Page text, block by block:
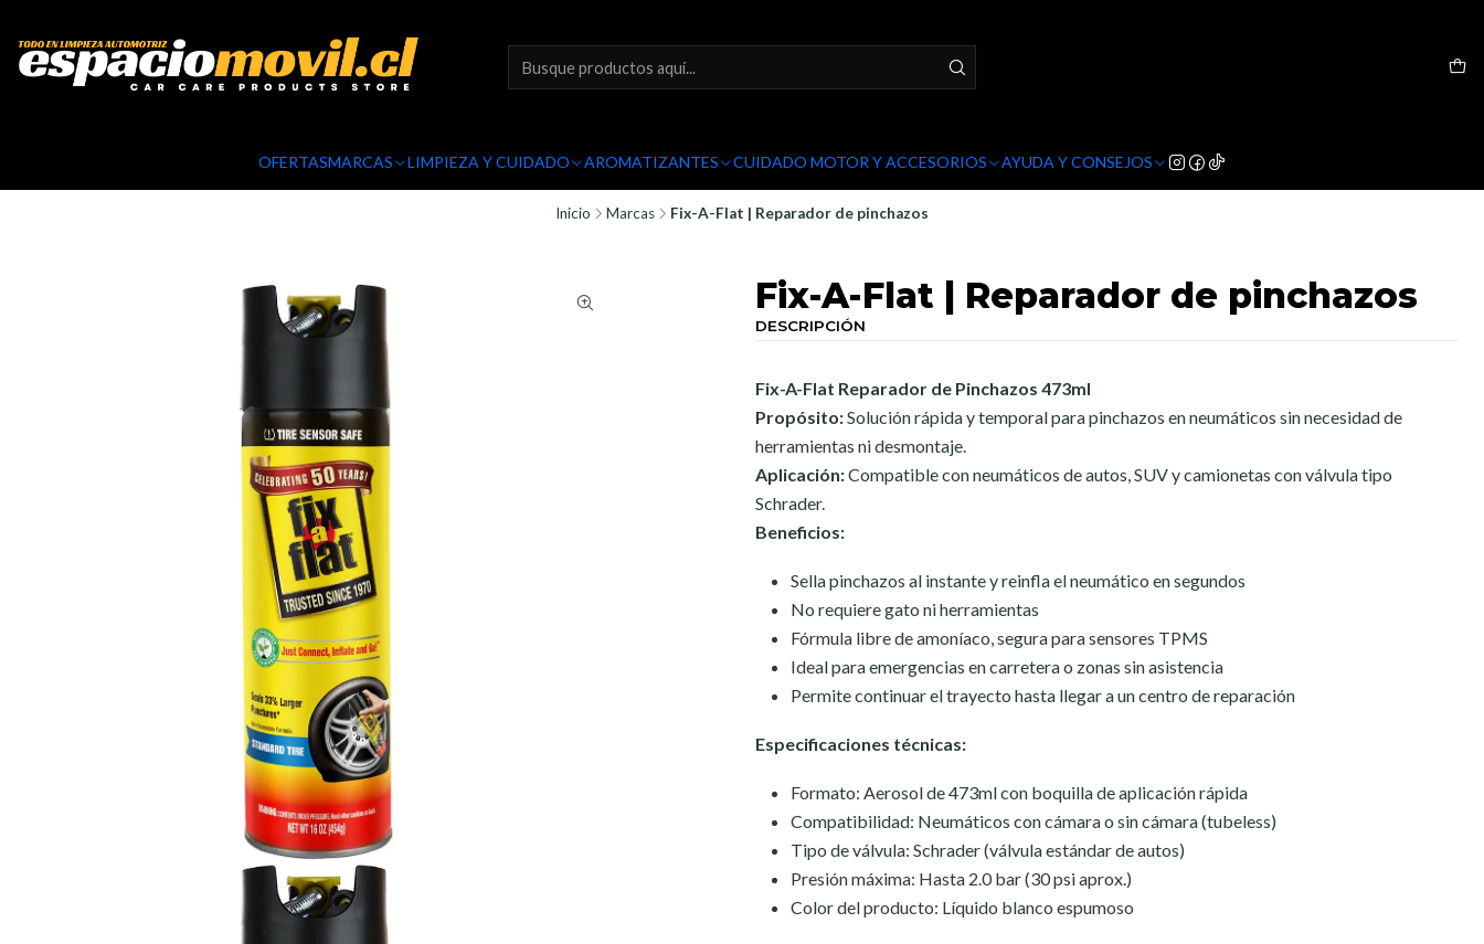
OFERTASMARCAS LIMPIEZA Y CUIDADO AROMATIZANTES CUIDADO MOTOR Y ACCESORIOS AYUDA Y CONSEJOS
Inicio Marcas Fix-A-Flat | Reparador de pinchazos
Fix-A-Flat | Reparador de pinchazos
DESCRIPCIÓN
Fix-A-Flat Reparador de Pinchazos 473ml
Propósito:Solución rápida y temporal para pinchazos en neumáticos sin necesidad de
herramientas ni desmontaje.
Aplicación:Compatible con neumáticos de autos, SUV y camionetas con válvula tipo
Schrader.
Beneficios:
Sella pinchazos al instante y reinfla el neumático en segundos
No requiere gato ni herramientas
Fórmula libre de amoníaco, segura para sensores TPMS
Ideal para emergencias en carretera o zonas sin asistencia
Permite continuar el trayecto hasta llegar a un centro de reparación
Especificaciones técnicas:
Formato: Aerosol de 473ml con boquilla de aplicación rápida
Compatibilidad: Neumáticos con cámara o sin cámara (tubeless)
Tipo de válvula: Schrader (válvula estándar de autos)
Presión máxima: Hasta 2.0 bar (30 psi aprox.)
Color del producto: Líquido blanco espumoso